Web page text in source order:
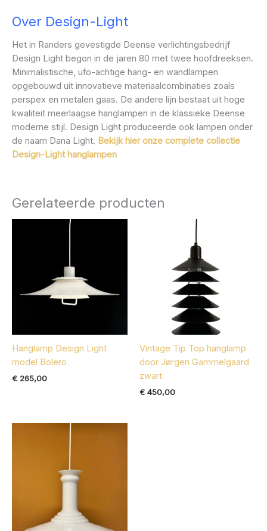
Over Design-Light
Het in Randers gevestigde Deense verlichtingsbedrijf
Design Light begon in de jaren 80 met twee hoofdreeksen.
Minimalistische, ufo-achtige hang- en wandlampen
opgebouwd uit innovatieve materiaalcombinaties zoals
perspex en metalen gaas. De andere lijn bestaat uit hoge
kwaliteit meerlaagse hanglampen in de klassieke Deense
moderne stijl. Design Light produceerde ook lampen onder
de naam Dana Light. Bekijk hier onze complete collectie
Design-Light hanglampen
Gerelateerde producten
Hanglamp Design Light
model Bolero
€ 265,00
Vintage Tip Top hanglamp
door Jørgen Gammelgaard
zwart
€ 450,00